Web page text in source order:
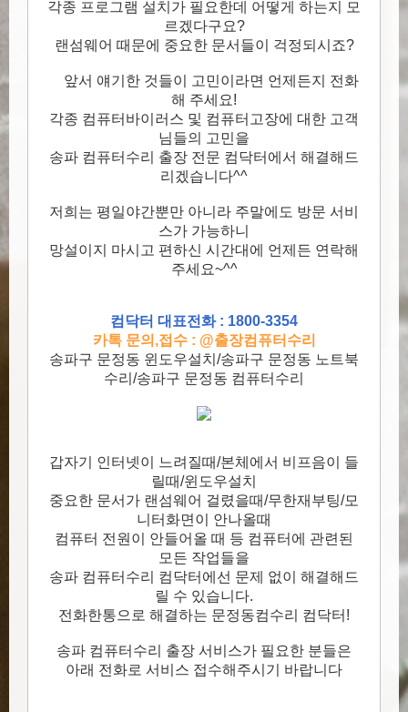
각종 프로그램 설치가 필요한데 어떻게 하는지 모
르겠다구요?
랜섬웨어 때문에 중요한 문서들이 걱정되시죠?
앞서 얘기한 것들이 고민이라면 언제든지 전화
해 주세요!
각종 컴퓨터바이러스 및 컴퓨터고장에 대한 고객
님들의 고민을
송파 컴퓨터수리 출장 전문 컴닥터에서 해결해드
리겠습니다^^
저희는 평일야간뿐만 아니라 주말에도 방문 서비
스가 가능하니
망설이지 마시고 편하신 시간대에 언제든 연락해
주세요~^^
컴닥터 대표전화 : 1800-3354
카톡 문의,접수 : @출장컴퓨터수리
송파구 문정동 윈도우설치/송파구 문정동 노트북
수리/송파구 문정동 컴퓨터수리
갑자기 인터넷이 느려질때/본체에서 비프음이 들
릴때/윈도우설치
중요한 문서가 랜섬웨어 걸렸을때/무한재부팅/모
니터화면이 안나올때
컴퓨터 전원이 안들어올 때 등 컴퓨터에 관련된
모든 작업들을
송파 컴퓨터수리 컴닥터에선 문제 없이 해결해드
릴 수 있습니다.
전화한통으로 해결하는 문정동컴수리 컴닥터!
송파 컴퓨터수리 출장 서비스가 필요한 분들은
아래 전화로 서비스 접수해주시기 바랍니다